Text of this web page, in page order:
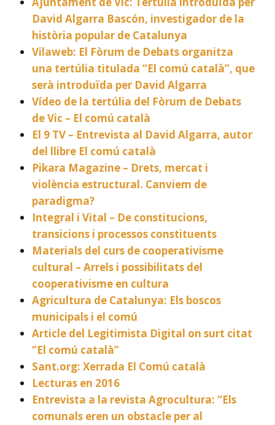
David Algarra Bascón, investigador de la
història popular de Catalunya
Vilaweb: El Fòrum de Debats organitza
una tertúlia titulada “El comú català”, que
serà introduïda per David Algarra
Vídeo de la tertúlia del Fòrum de Debats
de Vic – El comú català
El 9 TV – Entrevista al David Algarra, autor
del llibre El comú català
Pikara Magazine – Drets, mercat i
violència estructural. Canviem de
paradigma?
Integral i Vital – De constitucions,
transicions i processos constituents
Materials del curs de cooperativisme
cultural – Arrels i possibilitats del
cooperativisme en cultura
Agricultura de Catalunya: Els boscos
municipals i el comú
Article del Legitimista Digital on surt citat
“El comú català”
Sant.org: Xerrada El Comú català
Lecturas en 2016
Entrevista a la revista Agrocultura: “Els
comunals eren un obstacle per al